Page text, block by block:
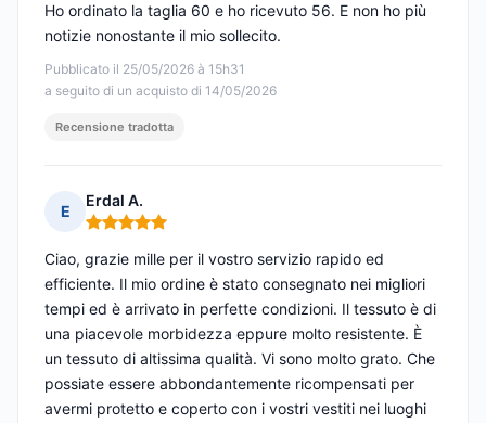
Pubblicato il 25/05/2026 à 15h31
a seguito di un acquisto di 14/05/2026
Ho ordinato la taglia 60 e ho ricevuto 56. E non ho più
notizie nonostante il mio sollecito.
Recensione tradotta
E
Erdal A.
Nota: 5 su 5
Ciao, grazie mille per il vostro servizio rapido ed
efficiente. Il mio ordine è stato consegnato nei migliori
tempi ed è arrivato in perfette condizioni. Il tessuto è di
una piacevole morbidezza eppure molto resistente. È
un tessuto di altissima qualità. Vi sono molto grato. Che
possiate essere abbondantemente ricompensati per
avermi protetto e coperto con i vostri vestiti nei luoghi